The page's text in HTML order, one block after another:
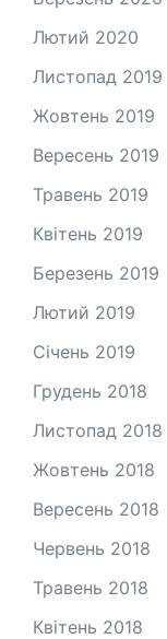
Лютий 2020
Листопад 2019
Жовтень 2019
Вересень 2019
Травень 2019
Квітень 2019
Березень 2019
Лютий 2019
Січень 2019
Грудень 2018
Листопад 2018
Жовтень 2018
Вересень 2018
Червень 2018
Травень 2018
Квітень 2018